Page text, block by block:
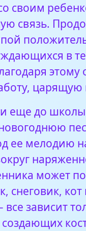
своим
связь.
в
царящую
еще до
ее мелодию
может
снеговик, кот
все зависит
создающих